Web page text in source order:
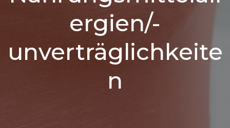
ergien/-
unverträglichkeite
n